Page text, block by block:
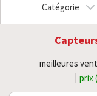
Catégorie
meilleures
prix